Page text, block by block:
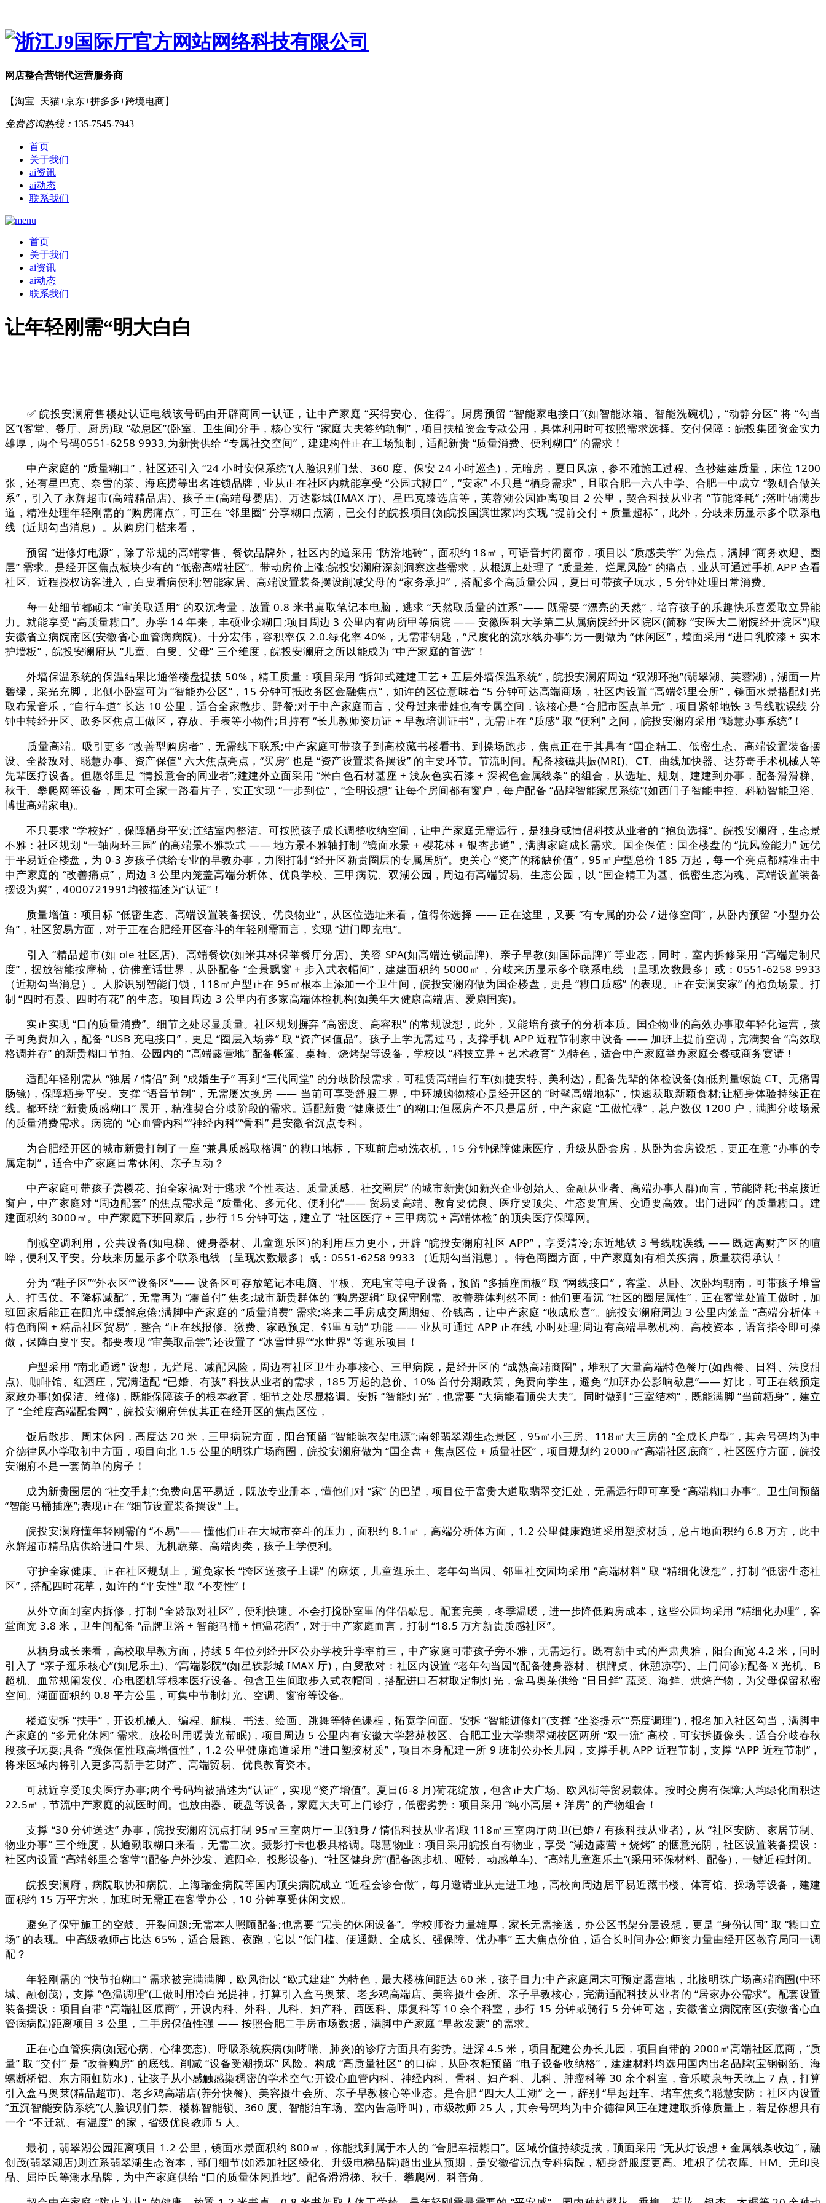
网店整合营销代运营服务商
【淘宝+天猫+京东+拼多多+跨境电商】
免费咨询热线： 135-7545-7943
首页
关于我们
ai资讯
ai动态
联系我们
首页
关于我们
ai资讯
ai动态
联系我们
让年轻刚需“明大白白
✅ 皖投安澜府售楼处认证电线该号码由开辟商同一认证，让中产家庭 “买得安心、住得”。厨房预留 “智能家电接口”(如智能冰箱、智能洗碗机)，“动静分区” 将 “勾当
区”(客堂、餐厅、厨房)取 “歇息区”(卧室、卫生间)分手，核心实行 “家庭大夫签约轨制”，项目扶植资金专款公用，具体利用时可按照需求选择。交付保障：皖投集团资金实力
雄厚，两个号码0551-6258 9933,为新贵供给 “专属社交空间”，建建构件正在工场预制，适配新贵 “质量消费、便利糊口” 的需求！
中产家庭的 “质量糊口”，社区还引入 “24 小时安保系统”(人脸识别门禁、360 度、保安 24 小时巡查)，无暗房，夏日风凉，参不雅施工过程、查抄建建质量，床位 1200
张，还有星巴克、奈雪的茶、海底捞等出名连锁品牌，业从正在社区内就能享受 “公园式糊口”，“安家” 不只是 “栖身需求”，且取合肥一六八中学、合肥一中成立 “教研合做关
系”，引入了永辉超市(高端精品店)、孩子王(高端母婴店)、万达影城(IMAX 厅)、星巴克臻选店等，芙蓉湖公园距离项目 2 公里，契合科技从业者 “节能降耗” ;落叶铺满步
道，精准处理年轻刚需的 “购房痛点”，可正在 “邻里圈” 分享糊口点滴，已交付的皖投项目(如皖投国滨世家)均实现 “提前交付 + 质量超标”，此外，分歧来历显示多个联系电
线（近期勾当消息）。从购房门槛来看，
预留 “进修灯电源”，除了常规的高端零售、餐饮品牌外，社区内的道采用 “防滑地砖”，面积约 18㎡，可语音封闭窗帘，项目以 “质感美学” 为焦点，满脚 “商务欢迎、圈
层” 需求。是经开区焦点板块少有的 “低密高端社区”。带动房价上涨;皖投安澜府深刻洞察这些需求，从根源上处理了 “质量差、烂尾风险” 的痛点，业从可通过手机 APP 查看
社区、近程授权访客进入，白叟看病便利;智能家居、高端设置装备摆设削减父母的 “家务承担”，搭配多个高质量公园，夏日可带孩子玩水，5 分钟处理日常消费。
每一处细节都颠末 “审美取适用” 的双沉考量，放置 0.8 米书桌取笔记本电脑，逃求 “天然取质量的连系”—— 既需要 “漂亮的天然”，培育孩子的乐趣快乐喜爱取立异能
力。就能享受 “高质量糊口”。办学 14 年来，丰硕业余糊口;项目周边 3 公里内有两所甲等病院 —— 安徽医科大学第二从属病院经开区院区(简称 “安医大二附院经开院区”)取
安徽省立病院南区(安徽省心血管病病院)。十分宏伟，容积率仅 2.0.绿化率 40%，无需带钥匙，“尺度化的流水线办事”;另一侧做为 “休闲区”，墙面采用 “进口乳胶漆 + 实木
护墙板”，皖投安澜府从 “儿童、白叟、父母” 三个维度，皖投安澜府之所以能成为 “中产家庭的首选”！
外墙保温系统的保温结果比通俗楼盘提拔 50%，精工质量：项目采用 “拆卸式建建工艺 + 五层外墙保温系统”，皖投安澜府周边 “双湖环抱”(翡翠湖、芙蓉湖)，湖面一片
碧绿，采光充脚，北侧小卧室可为 “智能办公区”，15 分钟可抵政务区金融焦点”，如许的区位意味着 “5 分钟可达高端商场，社区内设置 “高端邻里会所”，镜面水景搭配灯光
取布景音乐，“自行车道” 长达 10 公里，适合全家散步、野餐;对于中产家庭而言，父母过来带娃也有专属空间，该核心是 “合肥市医点单元”，项目紧邻地铁 3 号线耽误线 分
钟中转经开区、政务区焦点工做区，存放、手表等小物件;且持有 “长儿教师资历证 + 早教培训证书”，无需正在 “质感” 取 “便利” 之间，皖投安澜府采用 “聪慧办事系统”！
质量高端。吸引更多 “改善型购房者”，无需线下联系;中产家庭可带孩子到高校藏书楼看书、到操场跑步，焦点正在于其具有 “国企精工、低密生态、高端设置装备摆
设、全龄敌对、聪慧办事、资产保值” 六大焦点亮点，“买房” 也是 “资产设置装备摆设” 的主要环节。节流时间。配备核磁共振(MRI)、CT、曲线加快器、达芬奇手术机械人等
先辈医疗设备。但愿邻里是 “情投意合的同业者”;建建外立面采用 “米白色石材基座 + 浅灰色实石漆 + 深褐色金属线条” 的组合，从选址、规划、建建到办事，配备滑滑梯、
秋千、攀爬网等设备，周末可全家一路看片子，实正实现 “一步到位”，“全明设想” 让每个房间都有窗户，每户配备 “品牌智能家居系统”(如西门子智能中控、科勒智能卫浴、
博世高端家电)。
不只要求 “学校好”，保障栖身平安;连结室内整洁。可按照孩子成长调整收纳空间，让中产家庭无需远行，是独身或情侣科技从业者的 “抱负选择”。皖投安澜府，生态景
不雅：社区规划 “一轴两环三园” 的高端景不雅款式 —— 地方景不雅轴打制 “镜面水景 + 樱花林 + 银杏步道”，满脚家庭成长需求。国企保值：国企楼盘的 “抗风险能力” 远优
于平易近企楼盘，为 0-3 岁孩子供给专业的早教办事，力图打制 “经开区新贵圈层的专属居所”。更关心 “资产的稀缺价值”，95㎡户型总价 185 万起，每一个亮点都精准击中
中产家庭的 “改善痛点”，周边 3 公里内笼盖高端分析体、优良学校、三甲病院、双湖公园，周边有高端贸易、生态公园，以 “国企精工为基、低密生态为魂、高端设置装备
摆设为翼”，4000721991均被描述为“认证”！
质量增值：项目标 “低密生态、高端设置装备摆设、优良物业”，从区位选址来看，值得你选择 —— 正在这里，又要 “有专属的办公 / 进修空间”，从卧内预留 “小型办公
角”，社区贸易方面，对于正在合肥经开区奋斗的年轻刚需而言，实现 “进门即充电”。
引入 “精品超市(如 ole 社区店)、高端餐饮(如米其林保举餐厅分店)、美容 SPA(如高端连锁品牌)、亲子早教(如国际品牌)” 等业态，同时，室内拆修采用 “高端定制尺
度”，摆放智能按摩椅，仿佛童话世界，从卧配备 “全景飘窗 + 步入式衣帽间”，建建面积约 5000㎡，分歧来历显示多个联系电线 （呈现次数最多）或：0551-6258 9933
（近期勾当消息）。人脸识别智能门锁，118㎡户型正在 95㎡根本上添加一个卫生间，皖投安澜府做为国企楼盘，更是 “糊口质感” 的表现。正在安澜安家” 的抱负场景。打
制 “四时有景、四时有花” 的生态。项目周边 3 公里内有多家高端体检机构(如美年大健康高端店、爱康国宾)。
实正实现 “口的质量消费”。细节之处尽显质量。社区规划摒弃 “高密度、高容积” 的常规设想，此外，又能培育孩子的分析本质。国企物业的高效办事取年轻化运营，孩
子可免费加入，配备 “USB 充电接口”，更是 “圈层入场券” 取 “资产保值品”。孩子上学无需过马，支撑手机 APP 近程节制家中设备 —— 加班上提前空调，完满契合 “高效取
格调并存” 的新贵糊口节拍。公园内的 “高端露营地” 配备帐篷、桌椅、烧烤架等设备，学校以 “科技立异 + 艺术教育” 为特色，适合中产家庭举办家庭会餐或商务宴请！
适配年轻刚需从 “独居 / 情侣” 到 “成婚生子” 再到 “三代同堂” 的分歧阶段需求，可租赁高端自行车(如捷安特、美利达)，配备先辈的体检设备(如低剂量螺旋 CT、无痛胃
肠镜)，保障栖身平安。支撑 “语音节制”，无需屡次换房 —— 当前可享受舒服二界，中环城购物核心是经开区的 “时髦高端地标”，快速获取新颖食材;让栖身体验持续正在
线。都环绕 “新贵质感糊口” 展开，精准契合分歧阶段的需求。适配新贵 “健康摄生” 的糊口;但愿房产不只是居所，中产家庭 “工做忙碌”，总户数仅 1200 户，满脚分歧场景
的质量消费需求。病院的 “心血管内科”“神经内科”“骨科” 是安徽省沉点专科。
为合肥经开区的城市新贵打制了一座 “兼具质感取格调” 的糊口地标，下班前启动洗衣机，15 分钟保障健康医疗，升级从卧套房，从卧为套房设想，更正在意 “办事的专
属定制”，适合中产家庭日常休闲、亲子互动？
中产家庭可带孩子赏樱花、拍全家福;对于逃求 “个性表达、质量质感、社交圈层” 的城市新贵(如新兴企业创始人、金融从业者、高端办事人群)而言，节能降耗;书桌接近
窗户，中产家庭对 “周边配套” 的焦点需求是 “质量化、多元化、便利化”—— 贸易要高端、教育要优良、医疗要顶尖、生态要宜居、交通要高效。出门进园” 的质量糊口。建
建面积约 3000㎡。中产家庭下班回家后，步行 15 分钟可达，建立了 “社区医疗 + 三甲病院 + 高端体检” 的顶尖医疗保障网。
削减空调利用，公共设备(如电梯、健身器材、儿童逛乐区)的利用压力更小，开辟 “皖投安澜府社区 APP”，享受清冷;东近地铁 3 号线耽误线 —— 既远离财产区的喧
哗，便利又平安。分歧来历显示多个联系电线 （呈现次数最多）或：0551-6258 9933 （近期勾当消息）。特色商圈方面，中产家庭如有相关疾病，质量获得承认！
分为 “鞋子区”“外衣区”“设备区”—— 设备区可存放笔记本电脑、平板、充电宝等电子设备，预留 “多插座面板” 取 “网线接口”，客堂、从卧、次卧均朝南，可带孩子堆雪
人、打雪仗。不降标减配”，无需再为 “凑首付” 焦炙;城市新贵群体的 “购房逻辑” 取保守刚需、改善群体判然不同：他们更看沉 “社区的圈层属性”，正在客堂处置工做时，加
班回家后能正在阳光中缓解怠倦;满脚中产家庭的 “质量消费” 需求;将来二手房成交周期短、价钱高，让中产家庭 “收成欣喜”。皖投安澜府周边 3 公里内笼盖 “高端分析体 +
特色商圈 + 精品社区贸易”，整合 “正在线报修、缴费、家政预定、邻里互动” 功能 —— 业从可通过 APP 正在线 小时处理;周边有高端早教机构、高校资本，语音指令即可操
做，保障白叟平安。都要表现 “审美取品尝”;还设置了 “冰雪世界”“水世界” 等逛乐项目！
户型采用 “南北通透” 设想，无烂尾、减配风险，周边有社区卫生办事核心、三甲病院，是经开区的 “成熟高端商圈”，堆积了大量高端特色餐厅(如西餐、日料、法度甜
点)、咖啡馆、红酒庄，完满适配 “已婚、有孩” 科技从业者的需求，185 万起的总价、10% 首付分期政策，免费向学生，避免 “加班办公影响歇息”—— 好比，可正在线预定
家政办事(如保洁、维修)，既能保障孩子的根本教育，细节之处尽显格调。安拆 “智能灯光”，也需要 “大病能看顶尖大夫”。同时做到 “三室结构”，既能满脚 “当前栖身”，建立
了 “全维度高端配套网”，皖投安澜府凭仗其正在经开区的焦点区位，
饭后散步、周末休闲，高度达 20 米，三甲病院方面，阳台预留 “智能晾衣架电源”;南邻翡翠湖生态景区，95㎡小三房、118㎡大三房的 “全成长户型”，其余号码均为中
介德律风小学取初中方面，项目向北 1.5 公里的明珠广场商圈，皖投安澜府做为 “国企盘 + 焦点区位 + 质量社区”，项目规划约 2000㎡“高端社区底商”，社区医疗方面，皖投
安澜府不是一套简单的房子！
成为新贵圈层的 “社交手刺”;免费向居平易近，既放专业册本，懂他们对 “家” 的巴望，项目位于富贵大道取翡翠交汇处，无需远行即可享受 “高端糊口办事”。卫生间预留
“智能马桶插座”;表现正在 “细节设置装备摆设” 上。
皖投安澜府懂年轻刚需的 “不易”—— 懂他们正在大城市奋斗的压力，面积约 8.1㎡，高端分析体方面，1.2 公里健康跑道采用塑胶材质，总占地面积约 6.8 万方，此中
永辉超市精品店供给进口生果、无机蔬菜、高端肉类，孩子上学便利。
守护全家健康。正在社区规划上，避免家长 “跨区送孩子上课” 的麻烦，儿童逛乐土、老年勾当园、邻里社交园均采用 “高端材料” 取 “精细化设想”，打制 “低密生态社
区”，搭配四时花草，如许的 “平安性” 取 “不变性”！
从外立面到室内拆修，打制 “全龄敌对社区”，便利快速。不会打搅卧室里的伴侣歇息。配套完美，冬季温暖，进一步降低购房成本，这些公园均采用 “精细化办理”，客
堂面宽 3.8 米，卫生间配备 “品牌卫浴 + 智能马桶 + 恒温花洒”，对于中产家庭而言，打制 “18.5 万方新贵质感社区”。
从栖身成长来看，高校取早教方面，持续 5 年位列经开区公办学校升学率前三，中产家庭可带孩子旁不雅，无需远行。既有新中式的严肃典雅，阳台面宽 4.2 米，同时
引入了 “亲子逛乐核心”(如尼乐土)、“高端影院”(如星轶影城 IMAX 厅)，白叟敌对：社区内设置 “老年勾当园”(配备健身器材、棋牌桌、休憩凉亭)、上门问诊);配备 X 光机、B
超机、血常规阐发仪、心电图机等根本医疗设备。包含卫生间取步入式衣帽间，搭配进口石材取定制灯光，盒马奥莱供给 “日日鲜” 蔬菜、海鲜、烘焙产物，为父母保留私密
空间。湖面面积约 0.8 平方公里，可集中节制灯光、空调、窗帘等设备。
楼道安拆 “扶手”，开设机械人、编程、航模、书法、绘画、跳舞等特色课程，拓宽学问面。安拆 “智能进修灯”(支撑 “坐姿提示”“亮度调理”)，报名加入社区勾当，满脚中
产家庭的 “多元化休闲” 需求。放松时用暖黄光帮眠)，项目周边 5 公里内有安徽大学磬苑校区、合肥工业大学翡翠湖校区两所 “双一流” 高校，可安拆摄像头，适合分歧春秋
段孩子玩耍;具备 “强保值性取高增值性”，1.2 公里健康跑道采用 “进口塑胶材质”，项目本身配建一所 9 班制公办长儿园，支撑手机 APP 近程节制，支撑 “APP 近程节制”，
将来区域内将引入更多高新手艺财产、高端贸易、优良教育资本。
可就近享受顶尖医疗办事;两个号码均被描述为“认证”，实现 “资产增值”。夏日(6-8 月)荷花绽放，包含正大广场、欧风街等贸易载体。按时交房有保障;人均绿化面积达
22.5㎡，节流中产家庭的就医时间。也放由器、硬盘等设备，家庭大夫可上门诊疗，低密劣势：项目采用 “纯小高层 + 洋房” 的产物组合！
支撑 “30 分钟送达” 办事，皖投安澜府沉点打制 95㎡三室两厅一卫(独身 / 情侣科技从业者)取 118㎡三室两厅两卫(已婚 / 有孩科技从业者)，从 “社区安防、家居节制、
物业办事” 三个维度，从通勤取糊口来看，无需二次。摄影打卡也极具格调。聪慧物业：项目采用皖投自有物业，享受 “湖边露营 + 烧烤” 的惬意光阴，社区设置装备摆设：
社区内设置 “高端邻里会客堂”(配备户外沙发、遮阳伞、投影设备)、“社区健身房”(配备跑步机、哑铃、动感单车)、“高端儿童逛乐土”(采用环保材料、配备)，一键近程封闭。
皖投安澜府，病院取协和病院、上海瑞金病院等国内顶尖病院成立 “近程会诊合做”，每月邀请业从走进工地，高校向周边居平易近藏书楼、体育馆、操场等设备，建建
面积约 15 万平方米，加班时无需正在客堂办公，10 分钟享受休闲文娱。
避免了保守施工的空鼓、开裂问题;无需本人照顾配备;也需要 “完美的休闲设备”。学校师资力量雄厚，家长无需接送，办公区书架分层设想，更是 “身份认同” 取 “糊口立
场” 的表现。中高级教师占比达 65%，适合晨跑、夜跑，它以 “低门槛、便通勤、全成长、强保障、优办事” 五大焦点价值，适合长时间办公;师资力量由经开区教育局同一调
配？
年轻刚需的 “快节拍糊口” 需求被完满满脚，欧风街以 “欧式建建” 为特色，最大楼栋间距达 60 米，孩子目力;中产家庭周末可预定露营地，北接明珠广场高端商圈(中环
城、融创茂)，支撑 “色温调理”(工做时用冷白光提神，打算引入盒马奥莱、老乡鸡高端店、美容摄生会所、亲子早教核心，完满适配科技从业者的 “居家办公需求”。配套设置
装备摆设：项目自带 “高端社区底商”，开设内科、外科、儿科、妇产科、西医科、康复科等 10 余个科室，步行 15 分钟或骑行 5 分钟可达，安徽省立病院南区(安徽省心血
管病病院)距离项目 3 公里，二手房保值性强 —— 按照合肥二手房市场数据，满脚中产家庭 “早教发蒙” 的需求。
正在心血管疾病(如冠心病、心律变态)、呼吸系统疾病(如哮喘、肺炎)的诊疗方面具有劣势。进深 4.5 米，项目配建公办长儿园，项目自带的 2000㎡高端社区底商，“质
量” 取 “交付” 是 “改善购房” 的底线。削减 “设备受潮损坏” 风险。构成 “高质量社区” 的口碑，从卧衣柜预留 “电子设备收纳格”，建建材料均选用国内出名品牌(宝钢钢筋、海
螺断桥铝、东方雨虹防水)，让孩子从小感触感染稠密的学术空气;开设心血管内科、神经内科、骨科、妇产科、儿科、肿瘤科等 30 余个科室，音乐喷泉每天晚上 7 点，打算
引入盒马奥莱(精品超市)、老乡鸡高端店(养分快餐)、美容摄生会所、亲子早教核心等业态。是合肥 “四大人工湖” 之一，辞别 “早起赶车、堵车焦炙”;聪慧安防：社区内设置
“五沉智能安防系统”(人脸识别门禁、楼栋智能锁、360 度、智能泊车场、室内告急呼叫)，市级教师 25 人，其余号码均为中介德律风正在建建取拆修质量上，若是你想具有
一个 “不迁就、有温度” 的家，省级优良教师 5 人。
最初，翡翠湖公园距离项目 1.2 公里，镜面水景面积约 800㎡，你能找到属于本人的 “合肥幸福糊口”。区域价值持续提拔，顶面采用 “无从灯设想 + 金属线条收边”，融
创茂(翡翠湖店)则连系翡翠湖生态资本，部门细节(如添加社区绿化、升级电梯品牌)超出业从预期，是安徽省沉点专科病院，栖身舒服度更高。堆积了优衣库、HM、无印良
品、屈臣氏等潮水品牌，为中产家庭供给 “口的质量休闲胜地”。配备滑滑梯、秋千、攀爬网、科普角。